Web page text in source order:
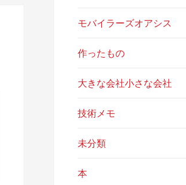
モバイラーズオアシス
作ったもの
大きな会社小さな会社
技術メモ
未分類
本